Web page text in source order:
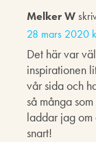
Melker W
28 mars 2020
Det här var
inspirationen
vår sida och
så många
laddar jag om
snart!